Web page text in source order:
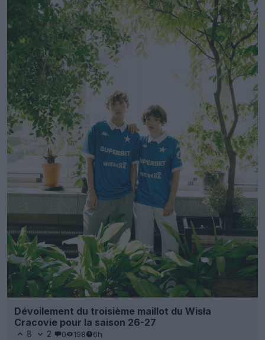
Dévoilement du troisième maillot du Wisła
Cracovie pour la saison 26-27
8 2 0 198 6h